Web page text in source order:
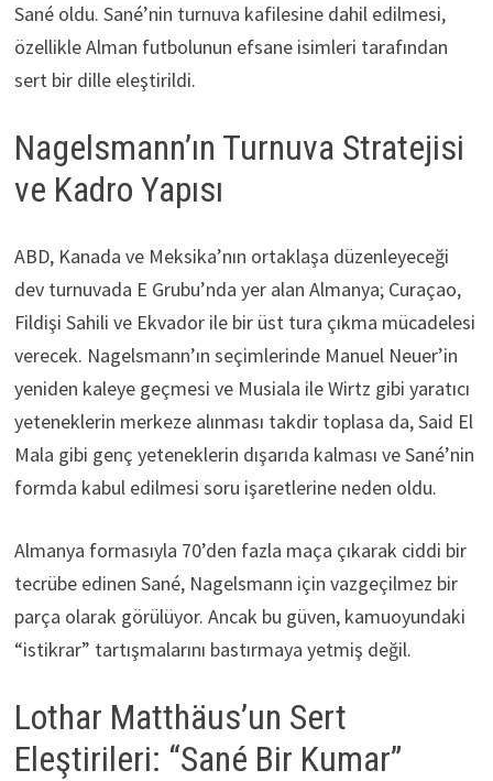
Sané oldu. Sané’nin turnuva kafilesine dahil edilmesi,
özellikle Alman futbolunun efsane isimleri tarafından
sert bir dille eleştirildi.
Nagelsmann’ın Turnuva Stratejisi
ve Kadro Yapısı
ABD, Kanada ve Meksika’nın ortaklaşa düzenleyeceği
dev turnuvada E Grubu’nda yer alan Almanya; Curaçao,
Fildişi Sahili ve Ekvador ile bir üst tura çıkma mücadelesi
verecek. Nagelsmann’ın seçimlerinde Manuel Neuer’in
yeniden kaleye geçmesi ve Musiala ile Wirtz gibi yaratıcı
yeteneklerin merkeze alınması takdir toplasa da, Said El
Mala gibi genç yeteneklerin dışarıda kalması ve Sané’nin
formda kabul edilmesi soru işaretlerine neden oldu.
Almanya formasıyla 70’den fazla maça çıkarak ciddi bir
tecrübe edinen Sané, Nagelsmann için vazgeçilmez bir
parça olarak görülüyor. Ancak bu güven, kamuoyundaki
“istikrar” tartışmalarını bastırmaya yetmiş değil.
Lothar Matthäus’un Sert
Eleştirileri: “Sané Bir Kumar”